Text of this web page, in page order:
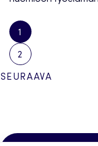
Artikkelien
sivutus
1
2
SEURAAVA